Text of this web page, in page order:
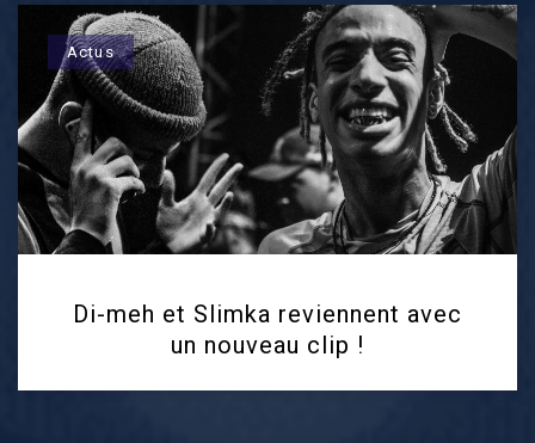
Actus
Di-meh et Slimka reviennent avec
un nouveau clip !